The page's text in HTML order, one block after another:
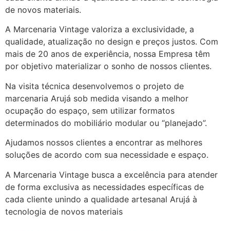
de novos materiais.
A Marcenaria Vintage valoriza a exclusividade, a
qualidade, atualização no design e preços justos. Com
mais de 20 anos de experiência, nossa Empresa têm
por objetivo materializar o sonho de nossos clientes.
Na visita técnica desenvolvemos o projeto de
marcenaria Arujá sob medida visando a melhor
ocupação do espaço, sem utilizar formatos
determinados do mobiliário modular ou “planejado”.
Ajudamos nossos clientes a encontrar as melhores
soluções de acordo com sua necessidade e espaço.
A Marcenaria Vintage busca a excelência para atender
de forma exclusiva as necessidades específicas de
cada cliente unindo a qualidade artesanal Arujá à
tecnologia de novos materiais